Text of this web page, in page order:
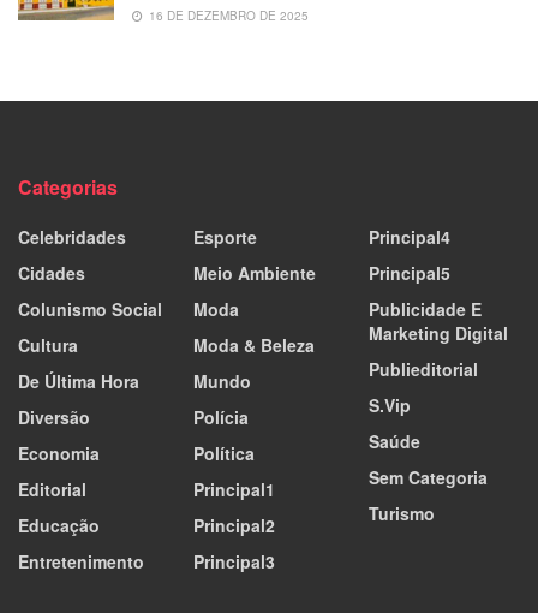
16 DE DEZEMBRO DE 2025
Categorias
Celebridades
Cidades
Colunismo Social
Cultura
De Última Hora
Diversão
Economia
Editorial
Educação
Entretenimento
Esporte
Meio Ambiente
Moda
Moda & Beleza
Mundo
Polícia
Política
Principal1
Principal2
Principal3
Principal4
Principal5
Publicidade E
Marketing Digital
Publieditorial
S.Vip
Saúde
Sem Categoria
Turismo